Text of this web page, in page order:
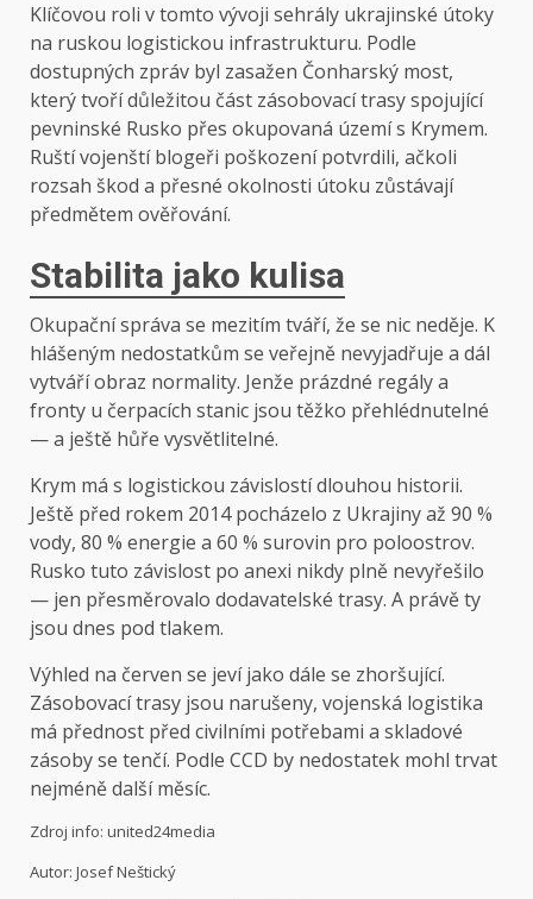
Klíčovou roli v tomto vývoji sehrály ukrajinské útoky
na ruskou logistickou infrastrukturu. Podle
dostupných zpráv byl zasažen Čonharský most,
který tvoří důležitou část zásobovací trasy spojující
pevninské Rusko přes okupovaná území s Krymem.
Ruští vojenští blogeři poškození potvrdili, ačkoli
rozsah škod a přesné okolnosti útoku zůstávají
předmětem ověřování.
Stabilita jako kulisa
Okupační správa se mezitím tváří, že se nic neděje. K
hlášeným nedostatkům se veřejně nevyjadřuje a dál
vytváří obraz normality. Jenže prázdné regály a
fronty u čerpacích stanic jsou těžko přehlédnutelné
— a ještě hůře vysvětlitelné.
Krym má s logistickou závislostí dlouhou historii.
Ještě před rokem 2014 pocházelo z Ukrajiny až 90 %
vody, 80 % energie a 60 % surovin pro poloostrov.
Rusko tuto závislost po anexi nikdy plně nevyřešilo
— jen přesměrovalo dodavatelské trasy. A právě ty
jsou dnes pod tlakem.
Výhled na červen se jeví jako dále se zhoršující.
Zásobovací trasy jsou narušeny, vojenská logistika
má přednost před civilními potřebami a skladové
zásoby se tenčí. Podle CCD by nedostatek mohl trvat
nejméně další měsíc.
Zdroj info: united24media
Autor: Josef Neštický